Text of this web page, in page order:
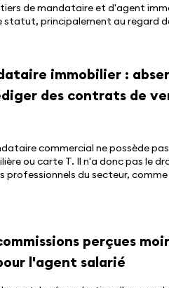
de mandataire et d'agent
statut, principalement au regard
immobilier :
des contrats de
commercial ne possède
ou carte T. Il n'a donc pas le
professionnels du secteur,
perçues
l'agent salarié